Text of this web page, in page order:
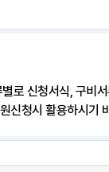
로 신청서식, 구비
신청시 활용하시기